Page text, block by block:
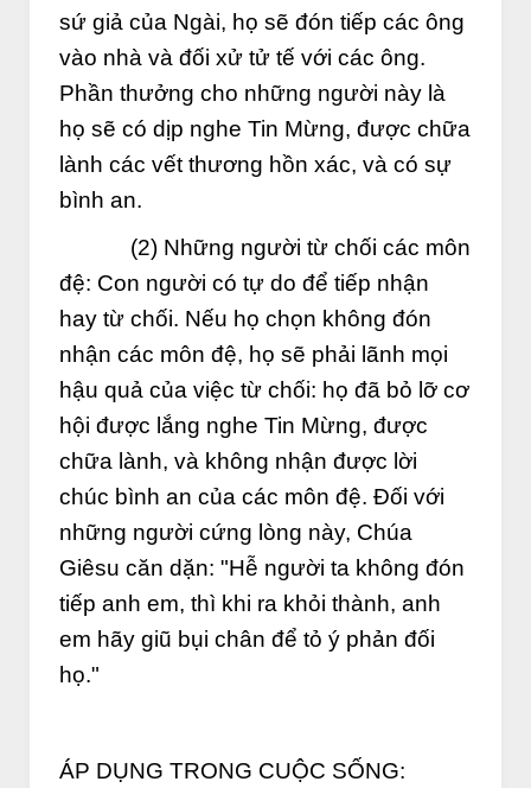
sứ giả của Ngài, họ sẽ đón tiếp các ông
vào nhà và đối xử tử tế với các ông.
Phần thưởng cho những người này là
họ sẽ có dịp nghe Tin Mừng, được chữa
lành các vết thương hồn xác, và có sự
bình an.
(2) Những người từ chối các môn
đệ: Con người có tự do để tiếp nhận
hay từ chối. Nếu họ chọn không đón
nhận các môn đệ, họ sẽ phải lãnh mọi
hậu quả của việc từ chối: họ đã bỏ lỡ cơ
hội được lắng nghe Tin Mừng, được
chữa lành, và không nhận được lời
chúc bình an của các môn đệ. Đối với
những người cứng lòng này, Chúa
Giêsu căn dặn: "Hễ người ta không đón
tiếp anh em, thì khi ra khỏi thành, anh
em hãy giũ bụi chân để tỏ ý phản đối
họ."
ÁP DỤNG TRONG CUỘC SỐNG: